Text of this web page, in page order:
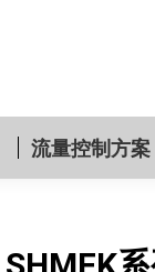
流量控制方案